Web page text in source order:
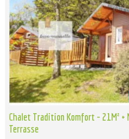
Chalet Tradition Komfort - 21M² +
Terrasse